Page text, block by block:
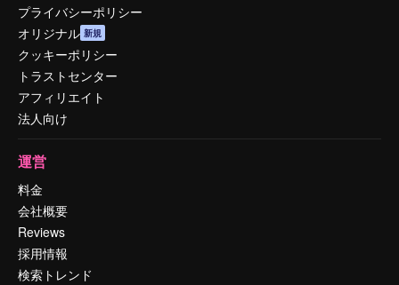
プライバシーポリシー
オリジナル 新規
クッキーポリシー
トラストセンター
アフィリエイト
法人向け
運営
料金
会社概要
Reviews
採用情報
検索トレンド